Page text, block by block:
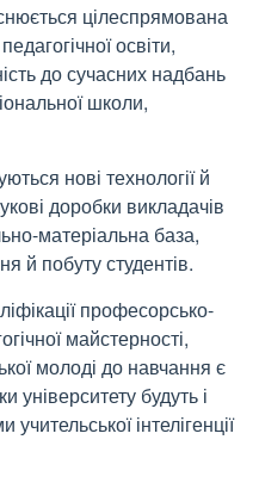
цілеспрямована
освіти,
до сучасних надбань
школи,
нові технології й
доробки викладачів
матеріальна база,
й побуту студентів.
професорсько-
майстерності,
молоді до навчання є
університету будуть і
інтелігенції